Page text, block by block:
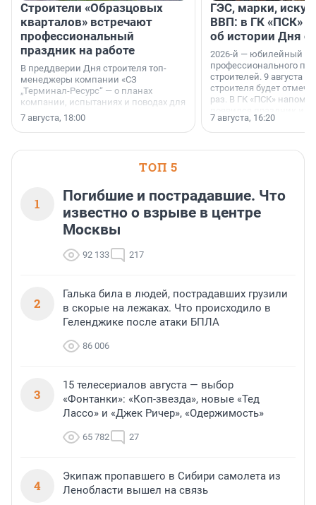
Строители «Образцовых
кварталов» встречают
профессиональный
праздник на работе
В преддверии Дня строителя топ-
менеджеры компании «СЗ
„Терминал-Ресурс“ — о планах
компании, испытаниях и поводах для
осторожного оптимизма.
7 августа, 18:00
ГЭС, марки,
ВВП: в ГК «ПСК»
об истории Дня
2026-й — юбилейный
профессионального
строителей. 9 августа
строителя будет
раз. В ГК «ПСК»
поменялась роль
7 августа, 16:20
ТОП 5
1
Погибшие и пострадавшие. Что
известно о взрыве в центре
Москвы
92 133 217
2
Галька била в людей, пострадавших грузили
в скорые на лежаках. Что происходило в
Геленджике после атаки БПЛА
86 006
3
15 телесериалов августа — выбор
«Фонтанки»: «Коп-звезда», новые «Тед
Лассо» и «Джек Ричер», «Одержимость»
65 782 27
4
Экипаж пропавшего в Сибири самолета из
Ленобласти вышел на связь